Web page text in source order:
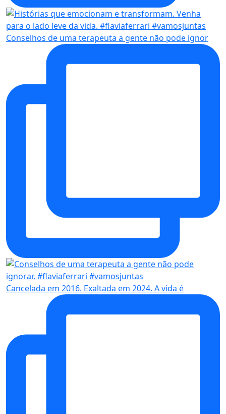
Conselhos de uma terapeuta a gente não pode ignor
Cancelada em 2016. Exaltada em 2024. A vida é